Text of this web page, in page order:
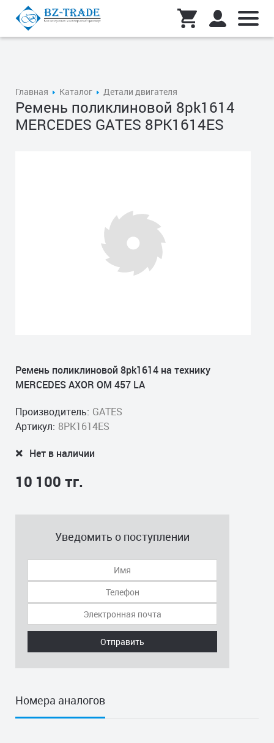
Главная Каталог Детали двигателя
Ремень поликлиновой 8pk1614
MERCEDES GATES 8PK1614ES
Ремень поликлиновой 8pk1614 на технику
MERCEDES AXOR OM 457 LA
Производитель: GATES
Артикул: 8PK1614ES
Нет в наличии
10 100 тг.
Уведомить о поступлении
Отправить
Номера аналогов